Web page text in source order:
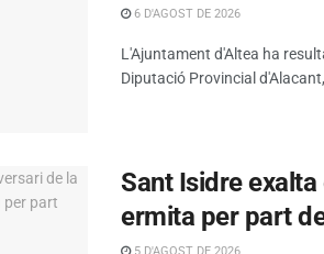
6 D'AGOST DE 2026
L'Ajuntament d'Altea ha
Diputació Provincial
Sant Isidre
ermita per part
5 D'AGOST DE 2026